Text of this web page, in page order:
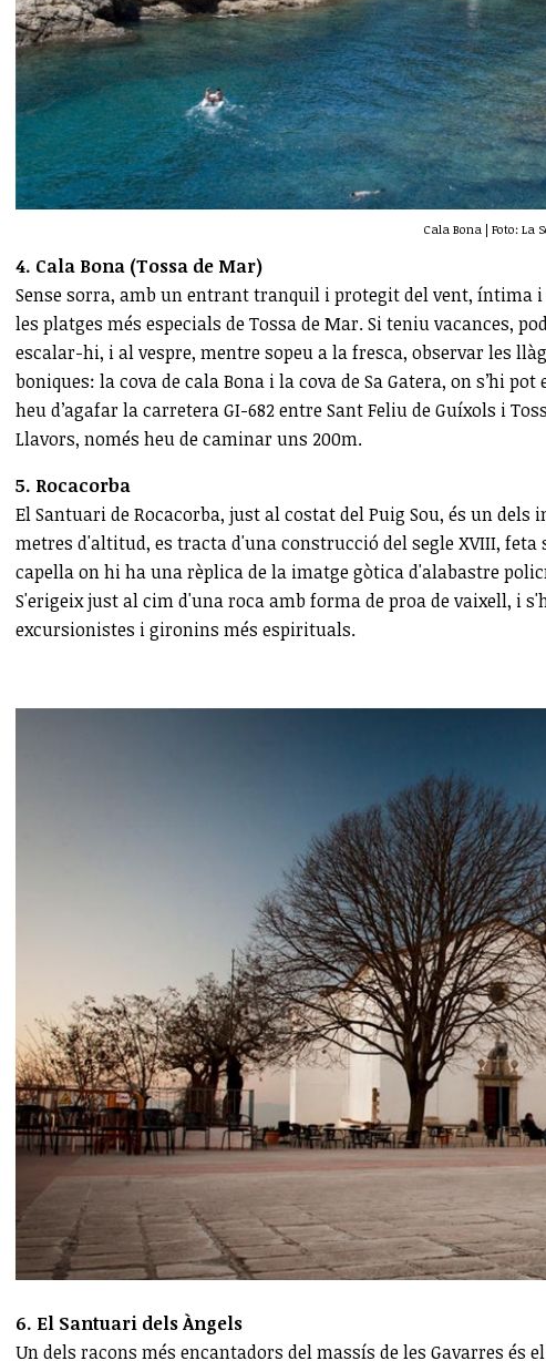
Cala Bona | Foto: La
4. Cala Bona (Tossa de Mar)
Sense sorra, amb un entrant tranquil i protegit del vent, íntima i
les platges més especials de Tossa de Mar. Si teniu vacances,
escalar-hi, i al vespre, mentre sopeu a la fresca, observar les
boniques: la cova de cala Bona i la cova de Sa Gatera, on s’hi
heu d’agafar la carretera GI-682 entre Sant Feliu de Guíxols i
Llavors, només heu de caminar uns 200m.
5. Rocacorba
El Santuari de Rocacorba, just al costat del Puig Sou, és un
metres d'altitud, es tracta d'una construcció del segle XVIII,
capella on hi ha una rèplica de la imatge gòtica d'alabastre
S'erigeix just al cim d'una roca amb forma de proa de vaixell, i
excursionistes i gironins més espirituals.
6. El Santuari dels Àngels
Un dels racons més encantadors del massís de les Gavarres és